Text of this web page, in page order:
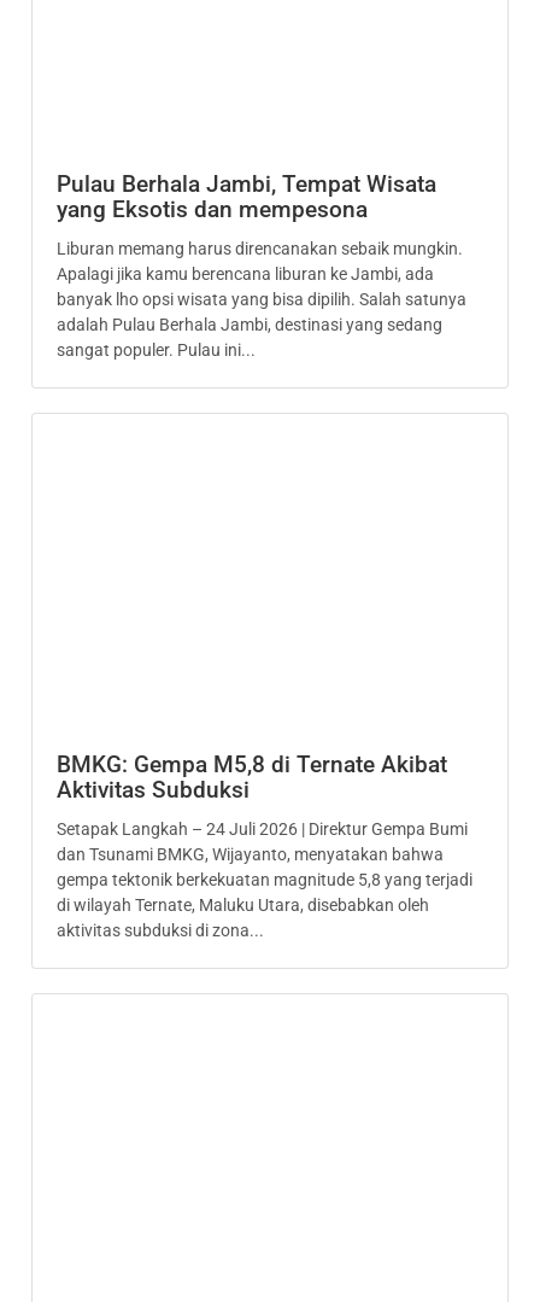
Pulau Berhala Jambi, Tempat Wisata
yang Eksotis dan mempesona
Liburan memang harus direncanakan sebaik mungkin.
Apalagi jika kamu berencana liburan ke Jambi, ada
banyak lho opsi wisata yang bisa dipilih. Salah satunya
adalah Pulau Berhala Jambi, destinasi yang sedang
sangat populer. Pulau ini...
BMKG: Gempa M5,8 di Ternate Akibat
Aktivitas Subduksi
Setapak Langkah – 24 Juli 2026 | Direktur Gempa Bumi
dan Tsunami BMKG, Wijayanto, menyatakan bahwa
gempa tektonik berkekuatan magnitude 5,8 yang terjadi
di wilayah Ternate, Maluku Utara, disebabkan oleh
aktivitas subduksi di zona...